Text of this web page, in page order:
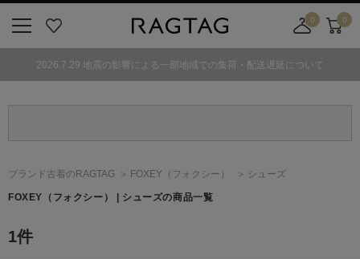
気
0
舗
カ
0
2026.7.29 地震の影響による一部地域での集荷・配送遅延について
ブランド古着のRAGTAG FOXEY （フォクシー） シューズ
FOXEY （フォクシー） | シューズの商品一覧
1件